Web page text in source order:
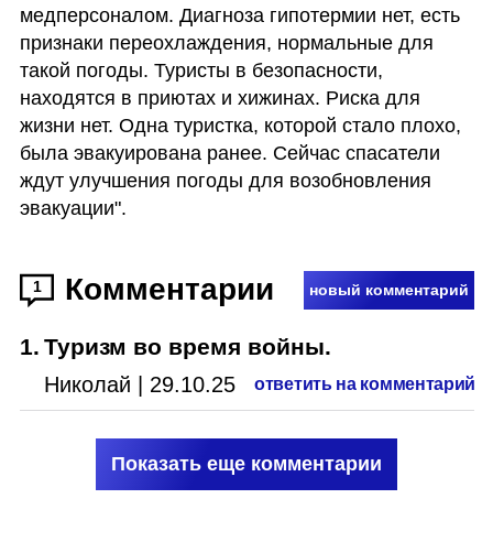
медперсоналом. Диагноза гипотермии нет, есть
признаки переохлаждения, нормальные для
такой погоды. Туристы в безопасности,
находятся в приютах и хижинах. Риска для
жизни нет. Одна туристка, которой стало плохо,
была эвакуирована ранее. Сейчас спасатели
ждут улучшения погоды для возобновления
эвакуации".
1 Комментарии новый комментарий
1. Туризм во время войны.
Николай 29.10.25 ответить на комментарий
Показать еще комментарии